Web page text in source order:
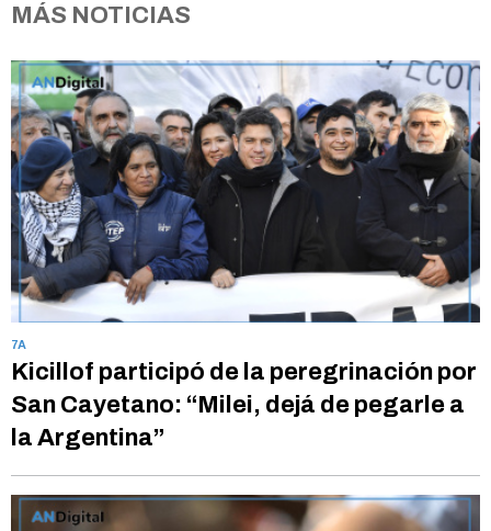
MÁS NOTICIAS
7A
Kicillof participó de la peregrinación por
San Cayetano: “Milei, dejá de pegarle a
la Argentina”